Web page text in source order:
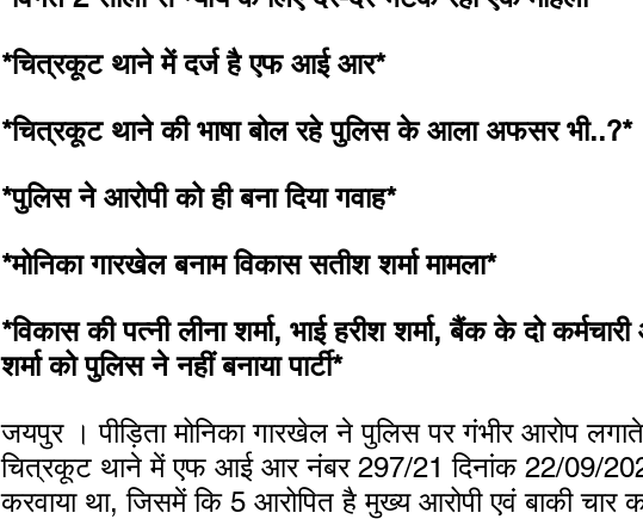
*चित्रकूट थाने में दर्ज है एफ आई आर*
*चित्रकूट थाने की भाषा बोल रहे पुलिस के आला अफसर भी..?*
*पुलिस ने आरोपी को ही बना दिया गवाह*
*मोनिका गारखेल बनाम विकास सतीश शर्मा मामला*
*विकास की पत्नी लीना शर्मा, भाई हरीश शर्मा, बैंक के दो
शर्मा को पुलिस ने नहीं बनाया पार्टी*
जयपुर । पीड़िता मोनिका गारखेल ने पुलिस पर गंभीर आरोप
चित्रकूट थाने में एफ आई आर नंबर 297/21 दिनांक 22/09/
करवाया था, जिसमें कि 5 आरोपित है मुख्य आरोपी एवं बाकी चार